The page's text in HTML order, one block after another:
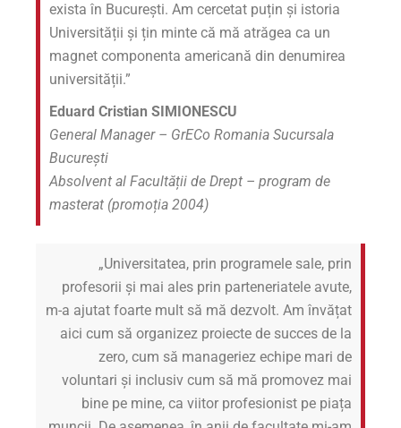
exista în București. Am cercetat puțin și istoria
Universității și țin minte că mă atrăgea ca un
magnet componenta americană din denumirea
universității.”
Eduard Cristian SIMIONESCU
General Manager – GrECo Romania Sucursala
București
Absolvent al Facultății de Drept – program de
masterat (promoția 2004)
„Universitatea, prin programele sale, prin
profesorii și mai ales prin parteneriatele avute,
m-a ajutat foarte mult să mă dezvolt. Am învățat
aici cum să organizez proiecte de succes de la
zero, cum să manageriez echipe mari de
voluntari și inclusiv cum să mă promovez mai
bine pe mine, ca viitor profesionist pe piața